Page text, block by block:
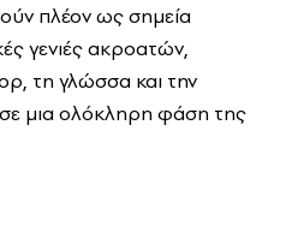
πλέον ως σημεία
γενιές ακροατών,
τη γλώσσα και την
μια ολόκληρη φάση της